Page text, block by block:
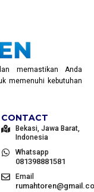
memastikan Anda
memenuhi kebutuhan
CONTACT
Bekasi, Jawa Barat,
Indonesia
Whatsapp
081398881581
Email